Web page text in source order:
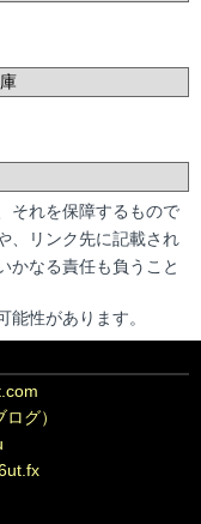
それを保障するもので
、リンク先に記載され
かなる責任も負うこと
性があります。
グ）